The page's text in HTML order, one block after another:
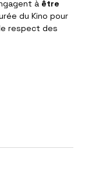
à être
du Kino pour
respect des